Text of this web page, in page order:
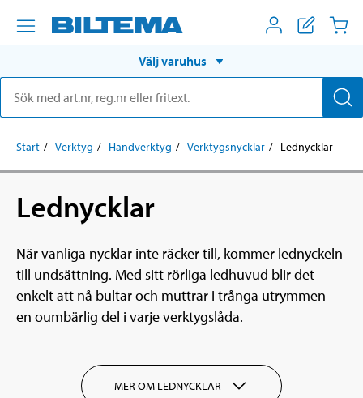
Välj varuhus
Start Verktyg Handverktyg Verktygsnycklar Lednycklar
Lednycklar
När vanliga nycklar inte räcker till, kommer lednyckeln
till undsättning. Med sitt rörliga ledhuvud blir det
enkelt att nå bultar och muttrar i trånga utrymmen –
en oumbärlig del i varje verktygslåda.
MER OM LEDNYCKLAR